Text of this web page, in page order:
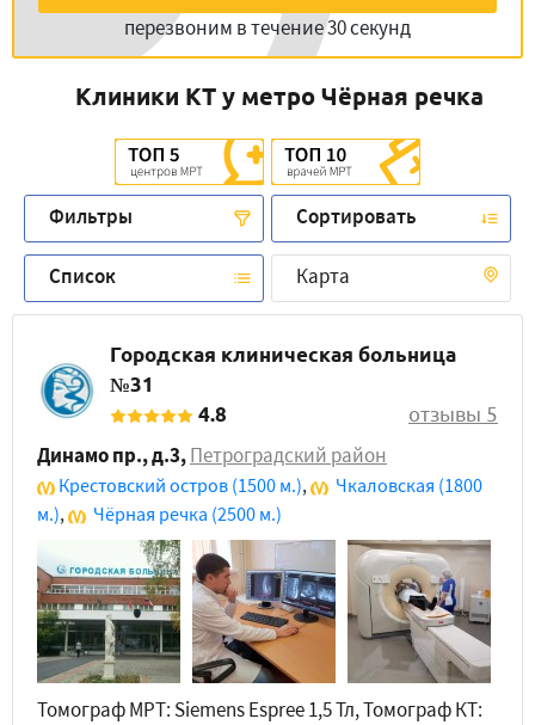
перезвоним в течение 30 секунд
Клиники КТ у метро Чёрная речка
Фильтры
Список
Сортировать
Карта
Городская клиническая больница
№31
4.8
отзывы 5
Динамо пр., д.3,Петроградский район
Крестовский остров (1500 м.), Чкаловская (1800
м.), Чёрная речка (2500 м.)
Томограф МРТ: Siemens Espree 1,5 Тл, Томограф КТ: